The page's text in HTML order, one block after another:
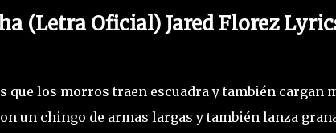
(Letra Oficial) Jared Florez
que los morros traen escuadra y también cargan
un chingo de armas largas y también lanza